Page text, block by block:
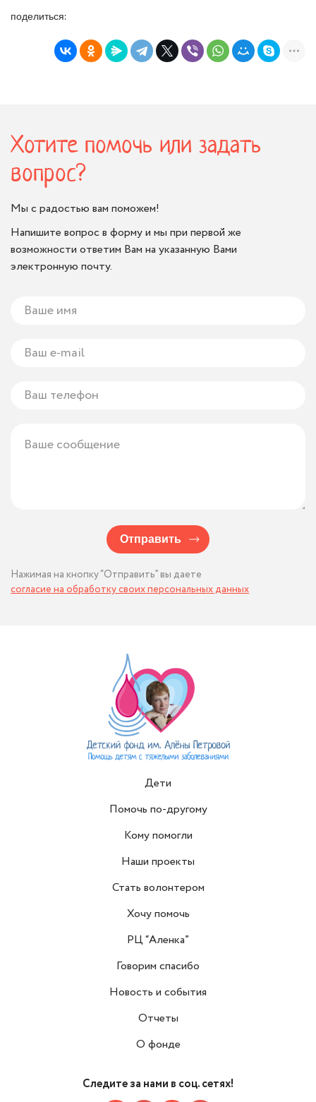
поделиться:
Хотите помочь или задать
вопрос?
Мы с радостью вам поможем!
Напишите вопрос в форму и мы при первой же
возможности ответим Вам на указанную Вами
электронную почту.
Отправить
Нажимая на кнопку “Отправить” вы даете
согласие на обработку своих персональных данных
Дети
Помочь по-другому
Кому помогли
Наши проекты
Стать волонтером
Хочу помочь
РЦ “Аленка”
Говорим спасибо
Новость и события
Отчеты
О фонде
Следите за нами в соц. сетях!